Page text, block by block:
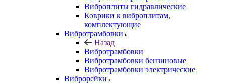
Виброплиты гидравлические
Коврики к виброплитам,
комплектующие
Вибротрамбовки
Назад
Вибротрамбовки
Вибротрамбовки бензиновые
Вибротрамбовки электрические
Виброрейки